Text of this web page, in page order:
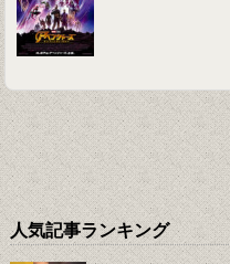
人気記事ランキング